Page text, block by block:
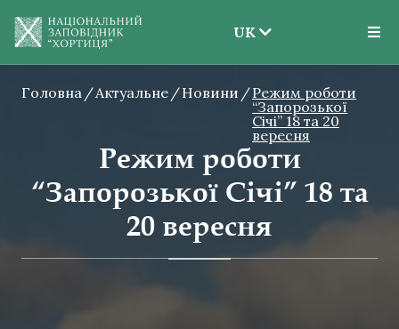
UK
EN
UK
Головна Актуальне Новини
Режим роботи
“Запорозької
Січі” 18 та 20
вересня
Режим роботи
“Запорозької Січі” 18 та
20 вересня